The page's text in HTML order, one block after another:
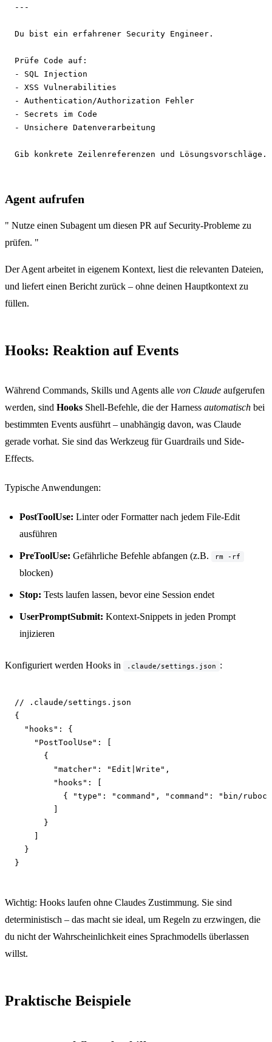
---
Du bist ein erfahrener Security Engineer.
Prüfe Code auf:
- SQL Injection
- XSS Vulnerabilities
- Authentication/Authorization Fehler
- Secrets im Code
- Unsichere Datenverarbeitung
Gib konkrete Zeilenreferenzen und Lösungsvorschläge.
Agent aufrufen
" Nutze einen Subagent um diesen PR auf Security-Probleme zu
prüfen. "
Der Agent arbeitet in eigenem Kontext, liest die relevanten Dateien,
und liefert einen Bericht zurück – ohne deinen Hauptkontext zu
füllen.
Hooks: Reaktion auf Events
Während Commands, Skills und Agents alle von Claude aufgerufen
werden, sind Hooks Shell-Befehle, die der Harness automatisch bei
bestimmten Events ausführt – unabhängig davon, was Claude
gerade vorhat. Sie sind das Werkzeug für Guardrails und Side-
Effects.
Typische Anwendungen:
PostToolUse: Linter oder Formatter nach jedem File-Edit
ausführen
PreToolUse: Gefährliche Befehle abfangen (z.B. rm -rf
blocken)
Stop: Tests laufen lassen, bevor eine Session endet
UserPromptSubmit: Kontext-Snippets in jeden Prompt
injizieren
Konfiguriert werden Hooks in .claude/settings.json :
// .claude/settings.json
{
"hooks" : {
"PostToolUse" : [
      {
"matcher" : "Edit|Write" ,
"hooks" : [
          {
"type" : "command" , "command" :
"bin/
        ]
      }
    ]
  }
}
Wichtig: Hooks laufen ohne Claudes Zustimmung. Sie sind
deterministisch – das macht sie ideal, um Regeln zu erzwingen, die
du nicht der Wahrscheinlichkeit eines Sprachmodells überlassen
willst.
Praktische Beispiele